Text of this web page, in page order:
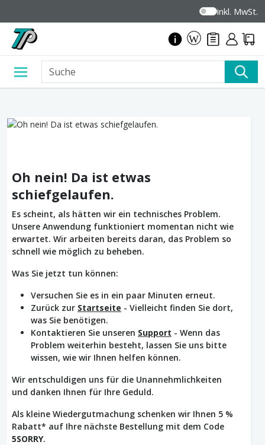
inkl. MwSt.
Oh nein! Da ist etwas
schiefgelaufen.
Es scheint, als hätten wir ein technisches Problem.
Unsere Anwendung funktioniert momentan nicht wie
erwartet. Wir arbeiten bereits daran, das Problem so
schnell wie möglich zu beheben.
Was Sie jetzt tun können:
Versuchen Sie es in ein paar Minuten erneut.
Zurück zur Startseite - Vielleicht finden Sie dort,
was Sie benötigen.
Kontaktieren Sie unseren Support - Wenn das
Problem weiterhin besteht, lassen Sie uns bitte
wissen, wie wir Ihnen helfen können.
Wir entschuldigen uns für die Unannehmlichkeiten
und danken Ihnen für Ihre Geduld.
Als kleine Wiedergutmachung schenken wir Ihnen 5 %
Rabatt* auf Ihre nächste Bestellung mit dem Code
5SORRY.